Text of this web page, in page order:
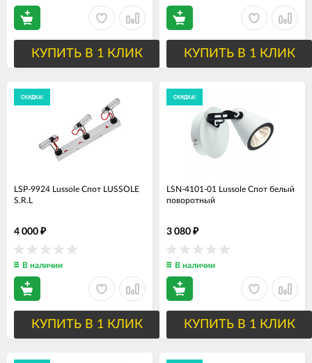
КУПИТЬ В 1 КЛИК КУПИТЬ В 1 КЛИК
СКИДКА!
LSP-9924 Lussole Спот LUSSOLE
S.R.L
4 000 ₽
В наличии
КУПИТЬ В 1 КЛИК
СКИДКА!
LSN-4101-01 Lussole Спот белый
поворотный
3 080 ₽
В наличии
КУПИТЬ В 1 КЛИК